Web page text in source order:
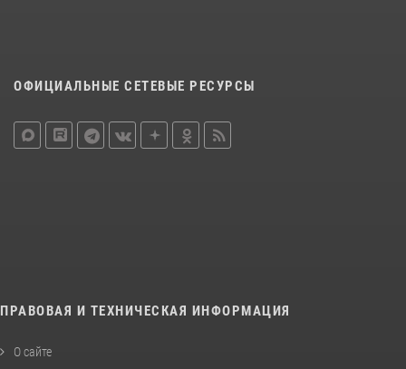
ОФИЦИАЛЬНЫЕ СЕТЕВЫЕ РЕСУРСЫ
ПРАВОВАЯ И ТЕХНИЧЕСКАЯ ИНФОРМАЦИЯ
О сайте